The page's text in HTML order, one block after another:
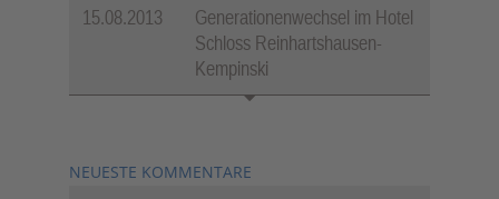
15.08.2013
Generationenwechsel im Hotel
Schloss Reinhartshausen-
Kempinski
NEUESTE KOMMENTARE